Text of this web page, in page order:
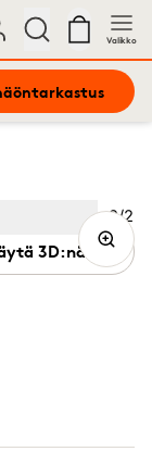
Valikko
3D:nä
Kuva
2/2
(Current image)